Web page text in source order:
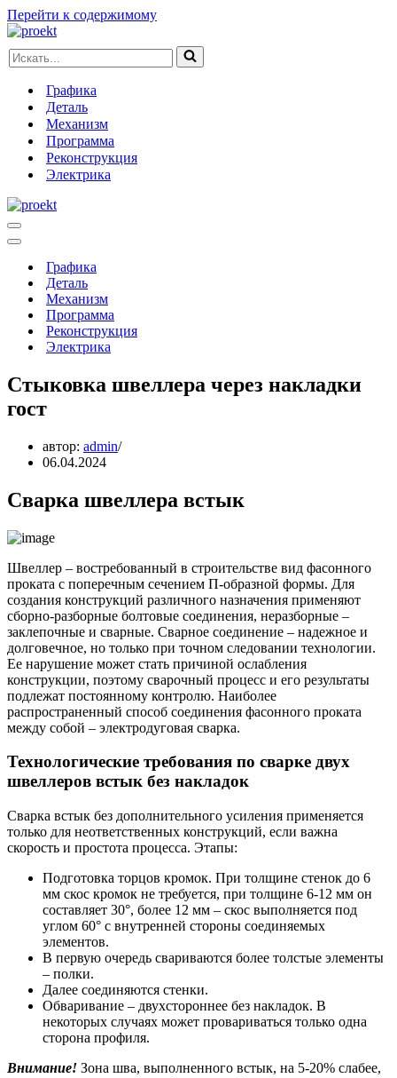
Перейти к содержимому
Искать...
Графика
Деталь
Механизм
Программа
Реконструкция
Электрика
Меню
навигации
Меню
навигацииГрафика
Деталь
Механизм
Программа
Реконструкция
Электрика
Стыковка швеллера через накладки
гост
автор: admin
06.04.2024
Сварка швеллера встык
Швеллер – востребованный в строительстве вид фасонного
проката с поперечным сечением П-образной формы. Для
создания конструкций различного назначения применяют
сборно-разборные болтовые соединения, неразборные –
заклепочные и сварные. Сварное соединение – надежное и
долговечное, но только при точном следовании технологии.
Ее нарушение может стать причиной ослабления
конструкции, поэтому сварочный процесс и его результаты
подлежат постоянному контролю. Наиболее
распространенный способ соединения фасонного проката
между собой – электродуговая сварка.
Технологические требования по сварке двух
швеллеров встык без накладок
Сварка встык без дополнительного усиления применяется
только для неответственных конструкций, если важна
скорость и простота процесса. Этапы:
Подготовка торцов кромок. При толщине стенок до 6
мм скос кромок не требуется, при толщине 6-12 мм он
составляет 30°, более 12 мм – скос выполняется под
углом 60° с внутренней стороны соединяемых
элементов.
В первую очередь свариваются более толстые элементы
– полки.
Далее соединяются стенки.
Обваривание – двухстороннее без накладок. В
некоторых случаях может провариваться только одна
сторона профиля.
Внимание! Зона шва, выполненного встык, на 5-20% слабее,